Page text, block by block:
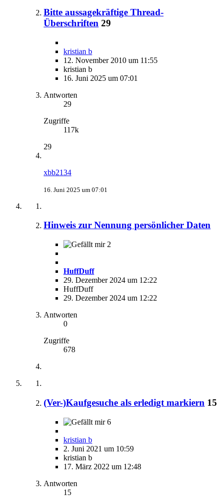
Bitte aussagekräftige Thread-
Überschriften 29
kristian b
12. November 2010 um 11:55
kristian b
16. Juni 2025 um 07:01
Antworten
29
Zugriffe
117k
29
xbb2134
16. Juni 2025 um 07:01
Hinweis zur Nennung persönlicher Daten
2
HuffDuff
29. Dezember 2024 um 12:22
HuffDuff
29. Dezember 2024 um 12:22
Antworten
0
Zugriffe
678
(Ver-)Kaufgesuche als erledigt markiern 15
6
kristian b
2. Juni 2021 um 10:59
kristian b
17. März 2022 um 12:48
Antworten
15